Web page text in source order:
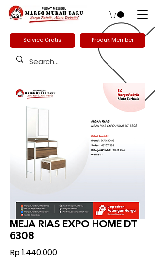
Service Gratis Produk Member
MEJA RIAS EXPO HOME DT
6308
Rp 1.440.000Harga